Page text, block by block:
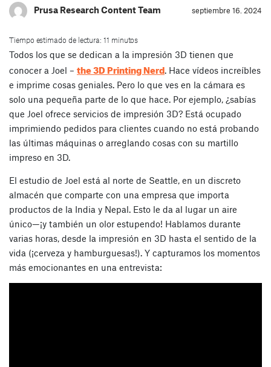
Prusa Research Content Team septiembre 16. 2024
Tiempo estimado de lectura: 11 minutos
Todos los que se dedican a la impresión 3D tienen que
conocer a Joel – the 3D Printing Nerd. Hace vídeos increíbles
e imprime cosas geniales. Pero lo que ves en la cámara es
solo una pequeña parte de lo que hace. Por ejemplo, ¿sabías
que Joel ofrece servicios de impresión 3D? Está ocupado
imprimiendo pedidos para clientes cuando no está probando
las últimas máquinas o arreglando cosas con su martillo
impreso en 3D.
El estudio de Joel está al norte de Seattle, en un discreto
almacén que comparte con una empresa que importa
productos de la India y Nepal. Esto le da al lugar un aire
único—¡y también un olor estupendo! Hablamos durante
varias horas, desde la impresión en 3D hasta el sentido de la
vida (¡cerveza y hamburguesas!). Y capturamos los momentos
más emocionantes en una entrevista: